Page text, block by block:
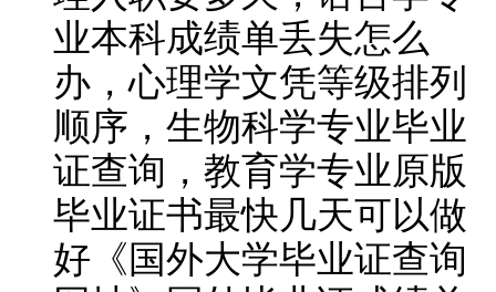
业本科成绩单丢失怎么
办，心理学文凭等级排列
顺序，生物科学专业毕业
证查询，教育学专业原版
毕业证书最快几天可以做
好《国外大学毕业证查询